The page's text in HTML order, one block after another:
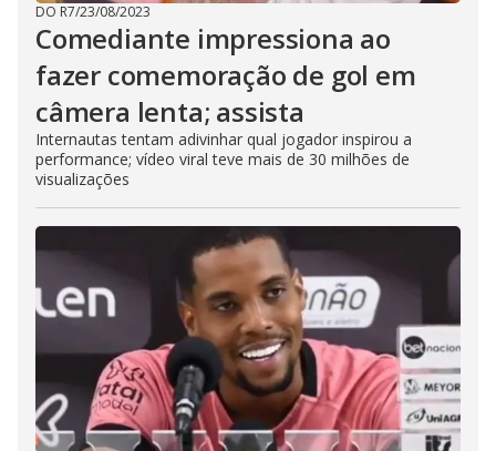
DO R7/23/08/2023
Comediante impressiona ao
fazer comemoração de gol em
câmera lenta; assista
Internautas tentam adivinhar qual jogador inspirou a
performance; vídeo viral teve mais de 30 milhões de
visualizações